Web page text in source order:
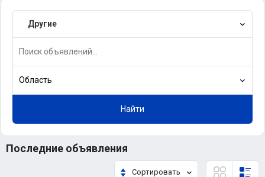
Другие
Область
Найти
Последние объявления
Сортировать